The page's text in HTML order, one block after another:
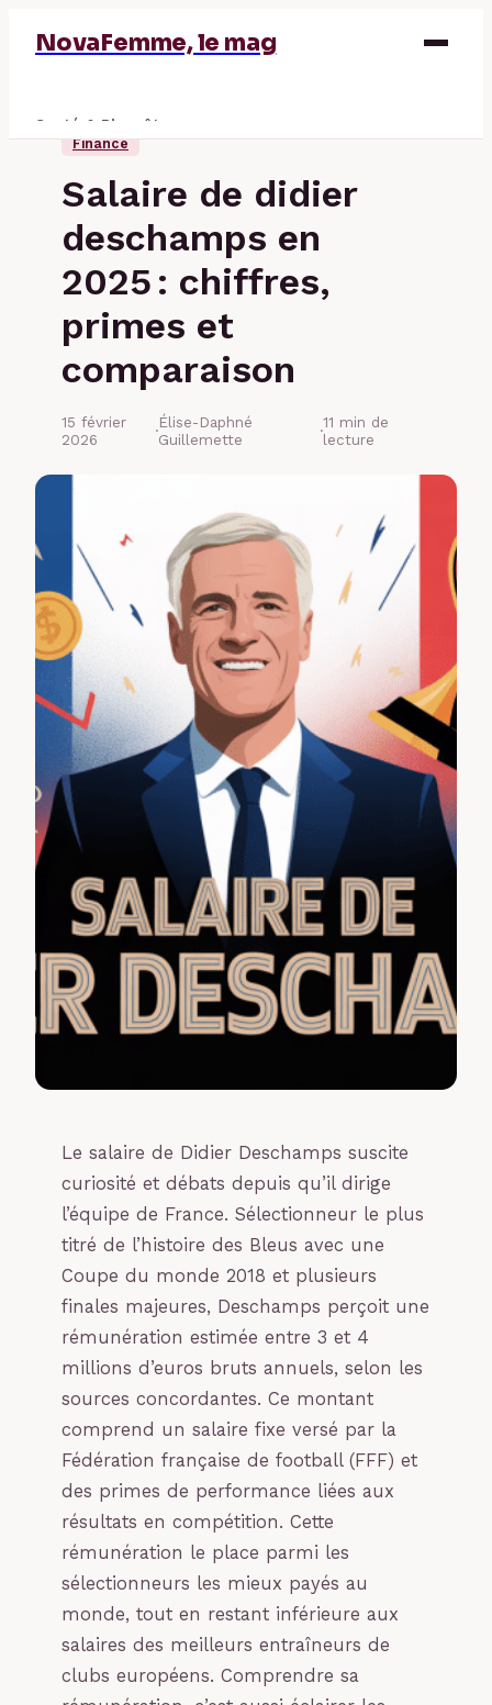
NovaFemme, le mag
Santé & Bien-être
Finance
Salaire de didier
deschamps en
2025 : chiffres,
primes et
comparaison
15 février
2026
·Élise-Daphné
Guillemette
·11 min de
lecture
Le salaire de Didier Deschamps suscite
curiosité et débats depuis qu’il dirige
l’équipe de France. Sélectionneur le plus
titré de l’histoire des Bleus avec une
Coupe du monde 2018 et plusieurs
finales majeures, Deschamps perçoit une
rémunération estimée entre 3 et 4
millions d’euros bruts annuels, selon les
sources concordantes. Ce montant
comprend un salaire fixe versé par la
Fédération française de football (FFF) et
des primes de performance liées aux
résultats en compétition. Cette
rémunération le place parmi les
sélectionneurs les mieux payés au
monde, tout en restant inférieure aux
salaires des meilleurs entraîneurs de
clubs européens. Comprendre sa